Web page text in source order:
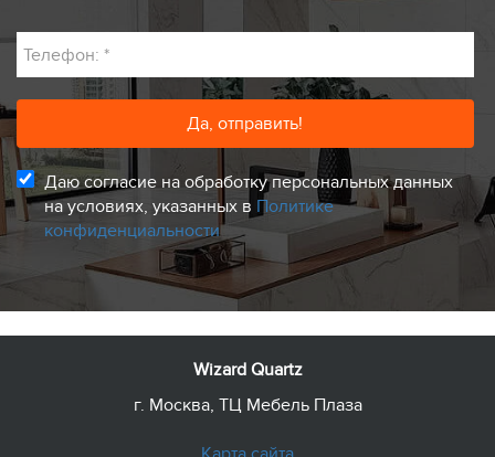
Телефон: *
Даю согласие на обработку персональных данных
на условиях, указанных в Политике
конфиденциальности
Wizard Quartz
г. Москва, ТЦ Мебель Плаза